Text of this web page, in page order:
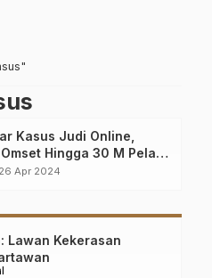
Kasus Judi Online,
Hingga 30 M Pelaku
IT Secara Otodidak
Apr 2024
Lawan Kekerasan